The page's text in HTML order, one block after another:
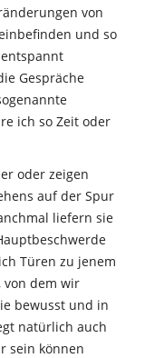
von
und so
Gespräche
ich so Zeit oder
oder zeigen
auf der Spur
liefern sie
Türen zu jenem
von dem wir
bewusst und in
natürlich auch
sein können